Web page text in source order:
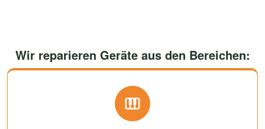
Wir reparieren Geräte aus den Bereichen: